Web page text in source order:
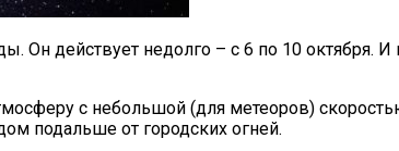
Он действует недолго – с 6 по 10 октября.
с небольшой (для метеоров)
подальше от городских огней.